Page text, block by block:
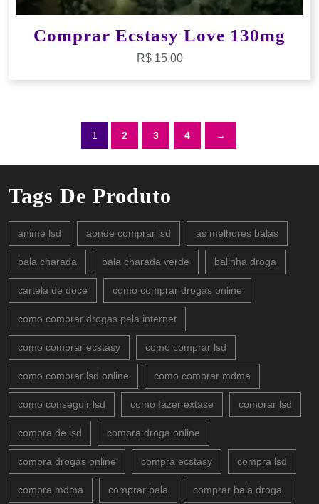
Comprar Ecstasy Love 130mg
R$15,00
1 2 3 4 →
Tags De Produto
anime lsd aonde comprar lsd as melhores balas
bala charada bala charada verde balinha droga
cartela de doce como comprar drogas online
como comprar drogas pela internet
como comprar ecstasy como comprar lsd
como comprar lsd online como comprar mdma
como conseguir lsd como fazer extase comorar lsd
compra de lsd compra droga online
compra drogas online compra ecstasy compra lsd
compra mdma comprar bala comprar bala droga